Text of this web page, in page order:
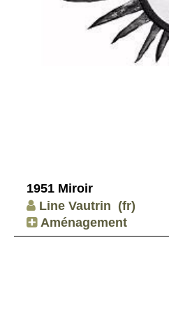
1951 Miroir
Line Vautrin (fr)
Aménagement